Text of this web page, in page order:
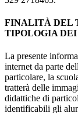
FINALITÀ DEL
TIPOLOGIA
La presente
internet da parte
particolare, la
tratterà delle
didattiche di
identificabili gli